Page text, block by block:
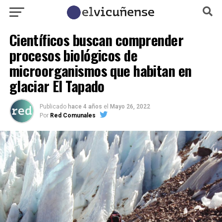
Científicos buscan comprender
procesos biológicos de
microorganismos que habitan en
glaciar El Tapado
Publicado hace 4 años el Mayo 26, 2022
Por Red Comunales